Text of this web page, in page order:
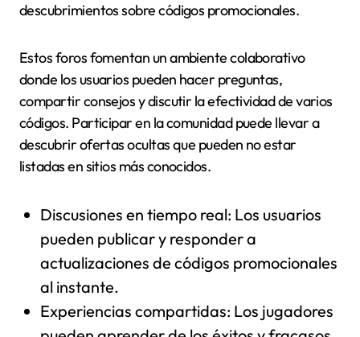
descubrimientos sobre códigos promocionales.
Estos foros fomentan un ambiente colaborativo
donde los usuarios pueden hacer preguntas,
compartir consejos y discutir la efectividad de varios
códigos. Participar en la comunidad puede llevar a
descubrir ofertas ocultas que pueden no estar
listadas en sitios más conocidos.
Discusiones en tiempo real: Los usuarios
pueden publicar y responder a
actualizaciones de códigos promocionales
al instante.
Experiencias compartidas: Los jugadores